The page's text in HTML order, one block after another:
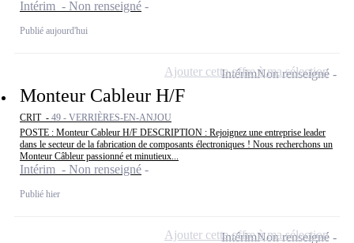
Intérim - Non renseigné
Publié aujourd'hui
Monteur Cableur H/F
CRIT - 49 - VERRIÈRES-EN-ANJOU
POSTE : Monteur Cableur H/F DESCRIPTION : Rejoignez une entreprise leader
dans le secteur de la fabrication de composants électroniques ! Nous recherchons un
Monteur Câbleur passionné et minutieux...
Intérim - Non renseigné
Publié hier
IntérimNon renseigné
Ajouter cette offre à ma sélection
IntérimNon renseigné
Ajouter cette offre à ma sélection